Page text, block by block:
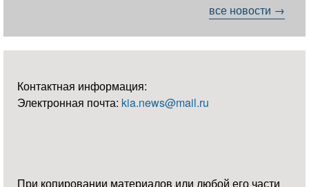
все новости →
Контактная информация:
Электронная почта: kia.news@mail.ru
При копировании материалов или любой его части